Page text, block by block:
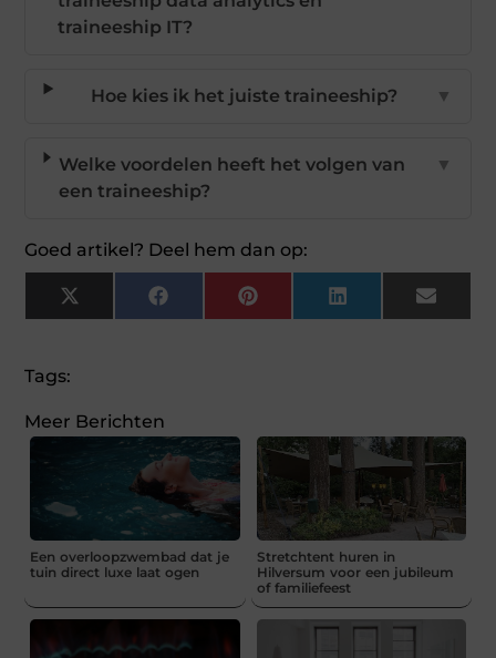
traineeship IT?
Hoe kies ik het juiste traineeship? ▼
Welke voordelen heeft het volgen van
een traineeship?
▼
Goed artikel? Deel hem dan op:
X
(Twitter)
FacebookPinterestLinkedIn Email
Tags:
Meer Berichten
Een overloopzwembad dat je
tuin direct luxe laat ogen
Stretchtent huren in
Hilversum voor een jubileum
of familiefeest